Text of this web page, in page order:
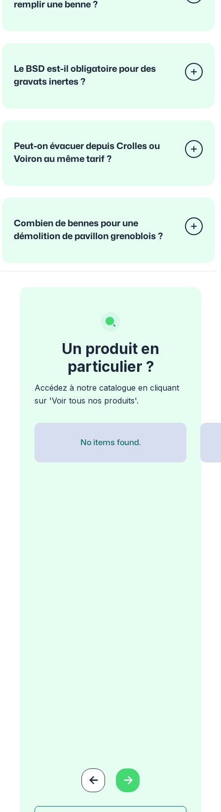
remplir une benne ?
Le BSD est-il obligatoire pour des
gravats inertes ?
Peut-on évacuer depuis Crolles ou
Voiron au même tarif ?
Combien de bennes pour une
démolition de pavillon grenoblois ?
Un produit en
particulier ?
Accédez à notre catalogue en cliquant
sur 'Voir tous nos produits'.
No items found.
 